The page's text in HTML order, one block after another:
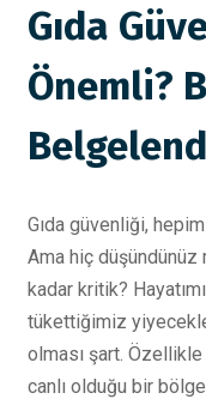
Gıda
Önemli?
Gıda güvenliği,
Ama hiç
kadar kritik?
tükettiğimiz
olması şart. Özellikle
canlı olduğu bir